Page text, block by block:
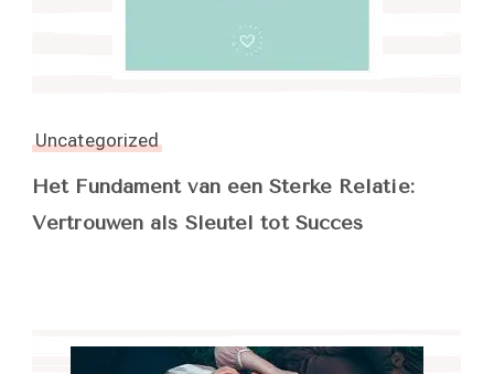
Uncategorized
Het Fundament van een Sterke Relatie:
Vertrouwen als Sleutel tot Succes